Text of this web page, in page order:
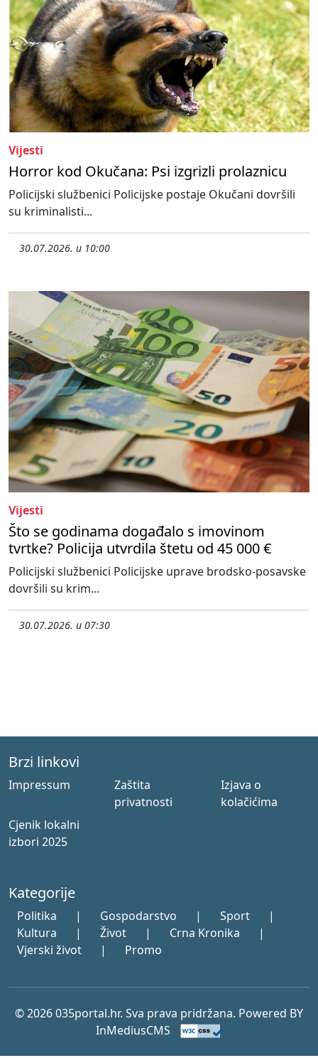
Vijesti
Horror kod Okučana: Psi izgrizli prolaznicu
Policijski službenici Policijske postaje Okučani dovršili
su kriminalisti...
30.07.2026. u 10:00
Vijesti
Što se godinama događalo s imovinom
tvrtke? Policija utvrdila štetu od 45 000 €
Policijski službenici Policijske uprave brodsko-posavske
dovršili su krim...
30.07.2026. u 07:30
Brzi linkovi
Impressum
Zaštita
privatnosti
Izjava o
kolačićima
Cjenik lokalni
izbori 2025
Kategorije
Politika | Gospodarstvo | Sport
|
Kultura
| Život | Crna Kronika
|
Vjerski život
| Promo
© 2026 035portal.hr. Sva prava pridržana. Powered BY
InMediusCMS